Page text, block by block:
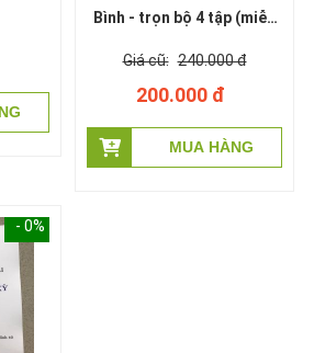
Bình - trọn bộ 4 tập (miễn
240.000 đ
200.000 đ
- 0%